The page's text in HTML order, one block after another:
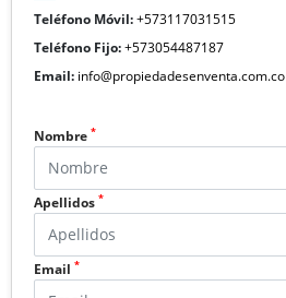
Teléfono Móvil:+573117031515
Teléfono Fijo:+573054487187
Email: info@propiedadesenventa.com.co
Nombre *
Apellidos *
Email *